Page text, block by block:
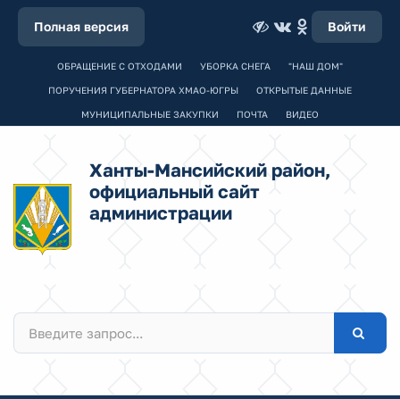
Полная версия Войти
ОБРАЩЕНИЕ С ОТХОДАМИ УБОРКА СНЕГА "НАШ ДОМ"
ПОРУЧЕНИЯ ГУБЕРНАТОРА ХМАО-ЮГРЫ ОТКРЫТЫЕ ДАННЫЕ
МУНИЦИПАЛЬНЫЕ ЗАКУПКИ ПОЧТА ВИДЕО
Ханты-Мансийский район,
официальный сайт
администрации